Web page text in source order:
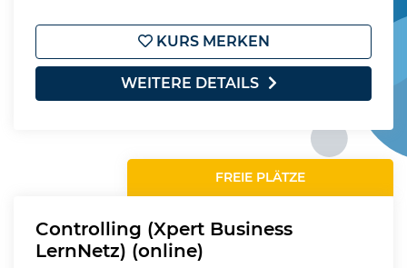
KURS MERKEN
WEITERE DETAILS
FREIE PLÄTZE
Controlling (Xpert Business
LernNetz) (online)